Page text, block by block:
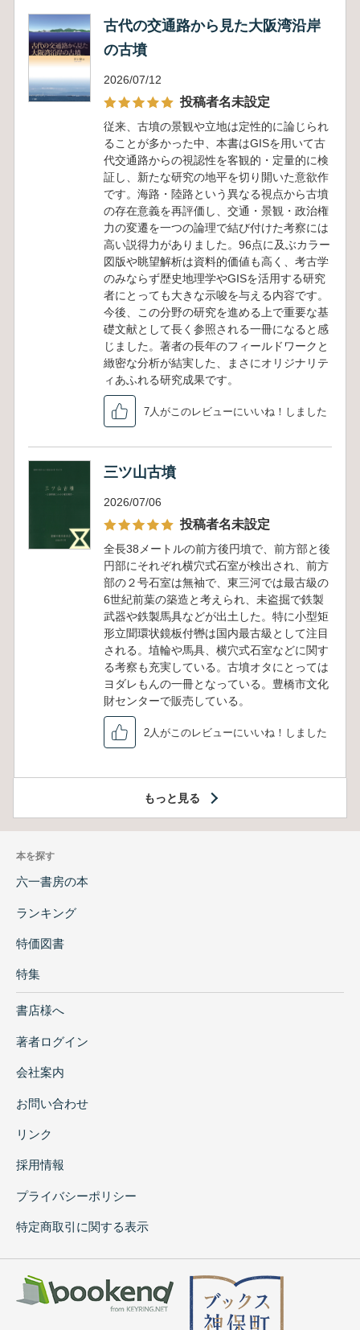
古代の交通路から見た大阪湾沿岸
の古墳
2026/07/12
投稿者名未設定
従来、古墳の景観や立地は定性的に論じられ
ることが多かった中、本書はGISを用いて古
代交通路からの視認性を客観的・定量的に検
証し、新たな研究の地平を切り開いた意欲作
です。海路・陸路という異なる視点から古墳
の存在意義を再評価し、交通・景観・政治権
力の変遷を一つの論理で結び付けた考察には
高い説得力がありました。96点に及ぶカラー
図版や眺望解析は資料的価値も高く、考古学
のみならず歴史地理学やGISを活用する研究
者にとっても大きな示唆を与える内容です。
今後、この分野の研究を進める上で重要な基
礎文献として長く参照される一冊になると感
じました。著者の長年のフィールドワークと
緻密な分析が結実した、まさにオリジナリテ
ィあふれる研究成果です。
7人がこのレビューにいいね！しました
三ツ山古墳
2026/07/06
投稿者名未設定
全長38メートルの前方後円墳で、前方部と後
円部にそれぞれ横穴式石室が検出され、前方
部の２号石室は無袖で、東三河では最古級の
6世紀前葉の築造と考えられ、未盗掘で鉄製
武器や鉄製馬具などが出土した。特に小型矩
形立聞環状鏡板付轡は国内最古級として注目
される。埴輪や馬具、横穴式石室などに関す
る考察も充実している。古墳オタにとっては
ヨダレもんの一冊となっている。豊橋市文化
財センターで販売している。
2人がこのレビューにいいね！しました
もっと見る
本を探す
六一書房の本
ランキング
特価図書
特集
書店様へ
著者ログイン
会社案内
お問い合わせ
リンク
採用情報
プライバシーポリシー
特定商取引に関する表示